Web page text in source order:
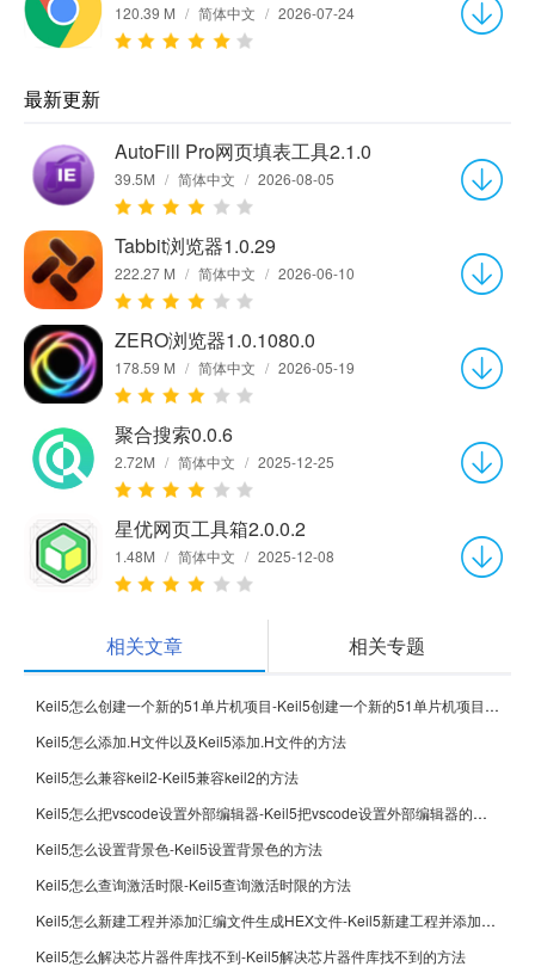
120.39 M / 简体中文 / 2026-07-24
最新更新
AutoFill Pro网页填表工具2.1.0
39.5M / 简体中文 / 2026-08-05
Tabbit浏览器1.0.29
222.27 M / 简体中文 / 2026-06-10
ZERO浏览器1.0.1080.0
178.59 M / 简体中文 / 2026-05-19
聚合搜索0.0.6
2.72M / 简体中文 / 2025-12-25
星优网页工具箱2.0.0.2
1.48M / 简体中文 / 2025-12-08
相关文章 相关专题
Keil5怎么创建一个新的51单片机项目-Keil5创建一个新的51单片机项目的方法
Keil5怎么添加.H文件以及Keil5添加.H文件的方法
Keil5怎么兼容keil2-Keil5兼容keil2的方法
Keil5怎么把vscode设置外部编辑器-Keil5把vscode设置外部编辑器的方法
Keil5怎么设置背景色-Keil5设置背景色的方法
Keil5怎么查询激活时限-Keil5查询激活时限的方法
Keil5怎么新建工程并添加汇编文件生成HEX文件-Keil5新建工程并添加汇编文件生成HEX文件的方法
Keil5怎么解决芯片器件库找不到-Keil5解决芯片器件库找不到的方法